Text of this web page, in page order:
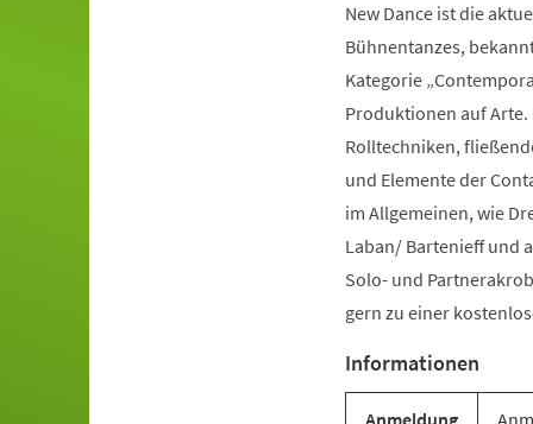
New Dance ist die
Bühnentanzes,
Kategorie
Produktionen auf Arte.
Rolltechniken,
und Elemente der
im Allgemeinen, wie
Laban/ Bartenieff und
Solo- und
gern zu einer
Informationen
Anmeldung